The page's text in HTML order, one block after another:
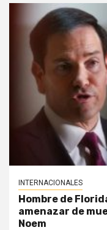
INTERNACIONALES
Hombre de
amenazar de
Noem